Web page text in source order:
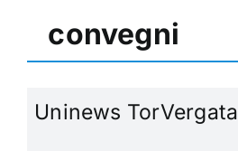
convegni
Uninews TorVergata